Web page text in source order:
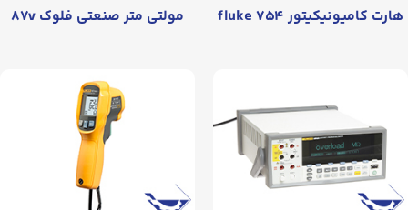
هارت کامیونیکیتور fluke ۷۵۴ مولتی متر صنعتی فلوک ۸۷v